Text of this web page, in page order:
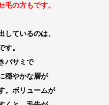
の方もです。
しているのは、
す。
バサミで
穏やかな層が
。ボリュームが